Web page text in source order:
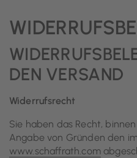
DEN VERSAND
Widerrufsrecht
Sie haben das Recht,
Angabe von Gründen den
www.schaffrath.com